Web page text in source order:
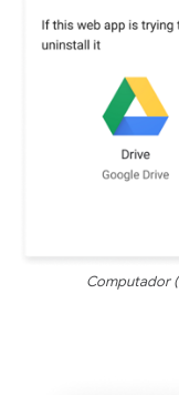
Computador